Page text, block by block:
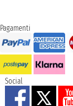
Pagamenti
Social